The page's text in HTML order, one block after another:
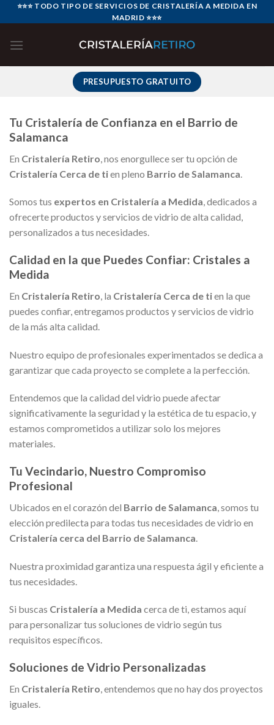
Skip
to
⭐⭐⭐ TODO TIPO DE SERVICIOS DE CRISTALERÍA A MEDIDA EN
MADRID ⭐⭐⭐
PRESUPUESTO GRATUITO
Tu Cristalería de Confianza en el Barrio de
Salamanca
En Cristalería Retiro , nos enorgullece ser tu opción de
Cristalería Cerca de tien pleno Barrio de Salamanca
Somos tus expertos en Cristalería a Medida, dedicados a
ofrecerte productos y servicios de vidrio de alta calidad,
personalizados a tus necesidades.
Calidad en la que Puedes Confiar: Cristales a
Medida
En Cristalería Retiro , la Cristalería Cerca de tien la que
puedes confiar, entregamos productos y servicios de vidrio
de la más alta calidad.
Nuestro equipo de profesionales experimentados se dedica a
garantizar que cada proyecto se complete a la perfección.
Entendemos que la calidad del vidrio puede afectar
significativamente la seguridad y la estética de tu espacio, y
estamos comprometidos a utilizar solo los mejores
materiales.
Tu Vecindario, Nuestro Compromiso
Profesional
Ubicados en el corazón del Barrio de Salamanca , somos tu
elección predilecta para todas tus necesidades de vidrio en
Cristalería cerca del Barrio de Salamanca
Nuestra proximidad garantiza una respuesta ágil y eficiente a
tus necesidades.
Si buscas Cristalería a Medida cerca de ti, estamos aquí
para personalizar tus soluciones de vidrio según tus
requisitos específicos.
Soluciones de Vidrio Personalizadas
En Cristalería Retiro , entendemos que no hay dos proyectos
iguales.